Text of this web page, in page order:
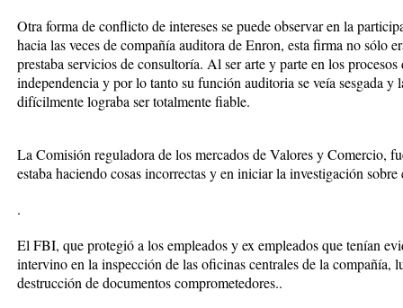
Otra forma de conflicto de intereses se puede observar en la
hacia las veces de compañía auditora de Enron, esta firma no sólo
prestaba servicios de consultoría. Al ser arte y parte en los
independencia y por lo tanto su función auditoria se veía sesgada
difícilmente lograba ser totalmente fiable.
La Comisión reguladora de los mercados de Valores y Comercio,
estaba haciendo cosas incorrectas y en iniciar la investigación
.
El FBI, que protegió a los empleados y ex empleados que tenían
intervino en la inspección de las oficinas centrales de la compañía,
destrucción de documentos comprometedores..